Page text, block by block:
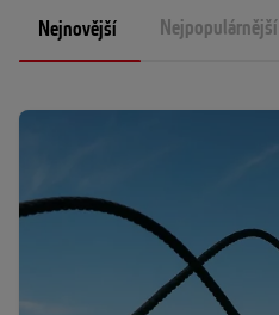
Nejnovější Nejpopulárnější